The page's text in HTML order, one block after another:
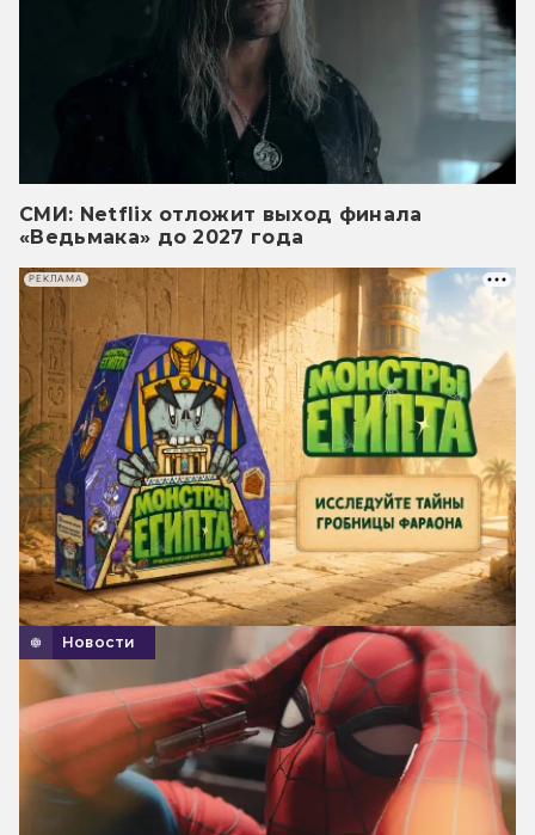
СМИ: Netflix отложит выход финала
«Ведьмака» до 2027 года
Новости
РЕКЛАМА